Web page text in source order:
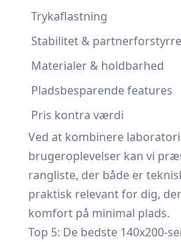
Trykaflastning
Stabilitet &
Materialer & holdbarhed
Pladsbesparende features
Pris kontra værdi
Ved at kombinere
brugeroplevelser kan vi
rangliste, der både er
praktisk relevant for dig,
komfort på minimal plads.
Top 5: De bedste 140x200-